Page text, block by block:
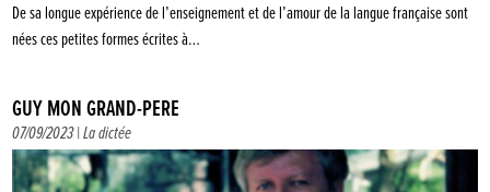
De sa longue expérience de l’enseignement et de l’amour de la langue française sont
nées ces petites formes écrites à…
GUY MON GRAND-PÈRE
07/09/2023 |La dictée